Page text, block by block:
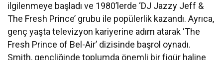
ilgilenmeye başladı ve 1980’lerde ‘DJ Jazzy Jeff &
The Fresh Prince’ grubu ile popülerlik kazandı. Ayrıca,
genç yaşta televizyon kariyerine adım atarak ‘The
Fresh Prince of Bel-Air’ dizisinde başrol oynadı.
Smith, gençliğinde toplumda önemli bir figür haline